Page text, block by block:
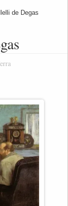
de Degas